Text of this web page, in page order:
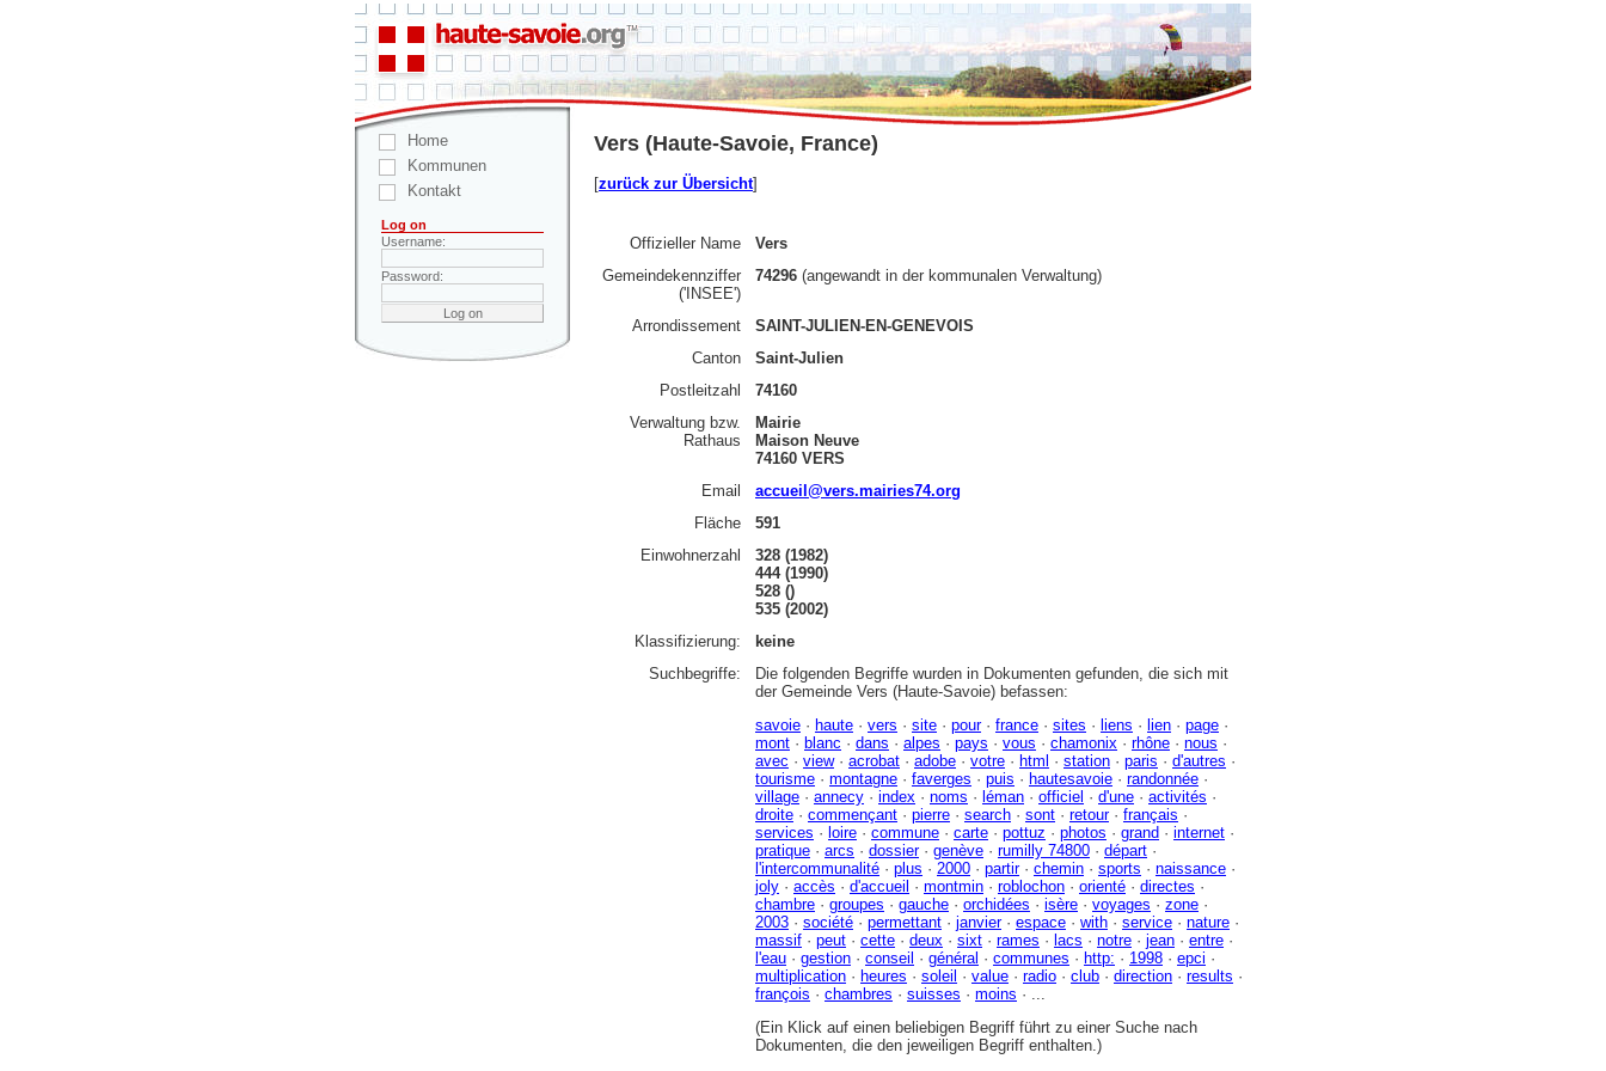
Home
Kommunen
Kontakt
Log on
Username:
Password:
Vers (Haute-Savoie, France)
[zurück zur Übersicht]
Offizieller Name
Vers
Gemeindekennziffer
('INSEE')
74296 (angewandt in der kommunalen Verwaltung)
Arrondissement
SAINT-JULIEN-EN-GENEVOIS
Canton
Saint-Julien
Postleitzahl
74160
Verwaltung bzw.
Rathaus
Mairie
Maison Neuve
74160 VERS
Email
accueil@vers.mairies74.org
Fläche
591
Einwohnerzahl
328 (1982)
444 (1990)
528 ()
535 (2002)
Klassifizierung:
keine
Suchbegriffe:
Die folgenden Begriffe wurden in Dokumenten gefunden, die sich mit
der Gemeinde Vers (Haute-Savoie) befassen:
savoie · haute · vers · site · pour· france · sites · liens · lien · page ·
mont · blanc · dans · alpes · pays · vous · chamonix · rhône · nous ·
avec · view· acrobat · adobe · votre · html · station · paris · d'autres ·
tourisme · montagne · faverges · puis · hautesavoie · randonnée ·
village · annecy · index · noms · léman · officiel · d'une · activités ·
droite · commençant · pierre · search · sont · retour· français ·
services · loire · commune · carte · pottuz · photos · grand · internet ·
pratique · arcs · dossier· genève · rumilly 74800 · départ ·
l'intercommunalité · plus · 2000 · partir· chemin · sports · naissance ·
joly · accès · d'accueil · montmin · roblochon · orienté · directes ·
chambre · groupes · gauche · orchidées · isère · voyages · zone ·
2003 · société · permettant · janvier· espace · with · service · nature ·
massif · peut · cette · deux · sixt · rames · lacs · notre · jean · entre ·
l'eau · gestion · conseil · général · communes · http: · 1998 · epci ·
multiplication · heures · soleil · value · radio · club · direction · results ·
françois · chambres · suisses · moins · ...
(Ein Klick auf einen beliebigen Begriff führt zu einer Suche nach
Dokumenten, die den jeweiligen Begriff enthalten.)